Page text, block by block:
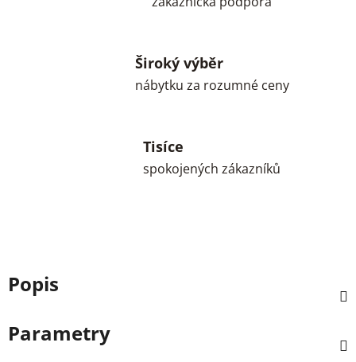
Široký výběr
nábytku za rozumné ceny
Tisíce
spokojených zákazníků
Popis
Parametry